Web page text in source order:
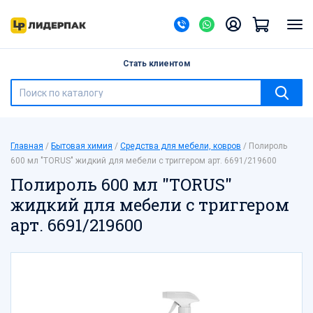
Стать клиентом
Назад
Барные принадлежности
Бумажная продукция
Ведра, банки с герметичной крышкой
Канцелярские товары
Контейнеры одноразовые
Контейнеры-ракушки, тортницы, под суши
Главная Бытовая химия Средства для мебели, ковров
Полироль
600 мл "TORUS" жидкий для мебели с триггером арт. 6691/219600
Полироль 600 мл "TORUS"
жидкий для мебели с триггером
арт. 6691/219600